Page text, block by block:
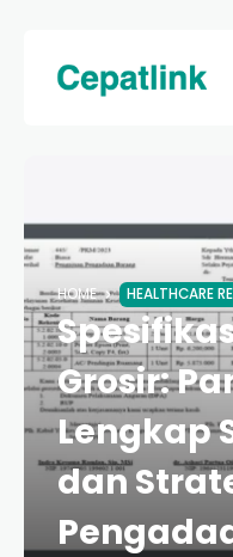
HOME HEALTHCARE
Grosir:
Lengkap
dan